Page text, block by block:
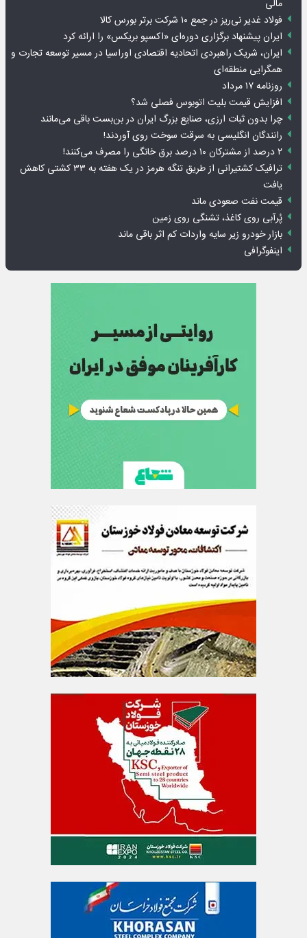
مالی
فولاد غدیر نی‌ریز در جمع ۱۰ شرکت برتر بورس کالا
ایران پیشنهاد برگزاری دوره‌ای «اکسپو بریکس» را ارائه کرد
ایران، شریک راهبردی اتحادیه اقتصادی اوراسیا در مسیر توسعه تجارت و
همگرایی منطقه‌ای
روزنامه ۱۷ مرداد
افزایش قیمت بلیت اتوبوس فصلی شد؟
چرا بدون ثبات ارزی، صنایع بزرگ ایران در بن‌بست باقی می‌مانند
رانندگان انگلیسی به سرقت سوخت روی آوردند!
۲ درصد از مشترکان ۱۰ درصد برق خانگی را مصرف می‌کنند!
ترافیک کشتیرانی از طریق تنگه هرمز در یک هفته به ۳۳ کشتی کاهش
یافت
قیمت نفت صعودی ماند
پُرآبی روی کاغذ، تشنگی روی زمین
بازار خودرو زیر سایه واردات کم اثر باقی ماند
اینفوگرافی